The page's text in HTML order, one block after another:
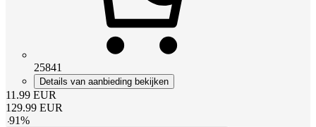
25841
Details van aanbieding bekijken
11.99 EUR
129.99 EUR
-91%